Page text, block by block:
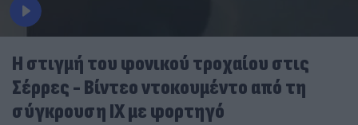
Η στιγμή του φονικού τροχαίου στις
Σέρρες - Βίντεο ντοκουμέντο από τη
σύγκρουση ΙΧ με φορτηγό